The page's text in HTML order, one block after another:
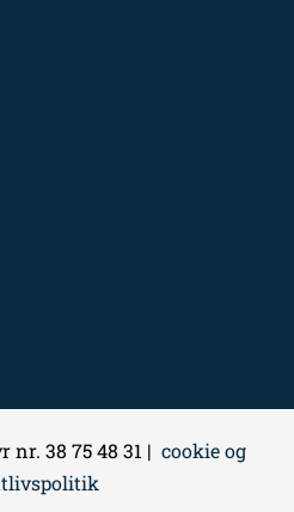
38 75 48 31 | cookie og